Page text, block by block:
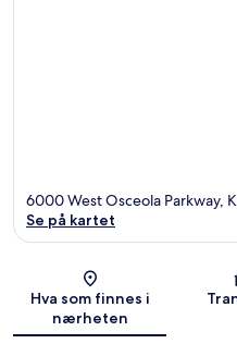
6000 West Osceola Parkway,
Se på kartet
Hva som finnes i
nærheten